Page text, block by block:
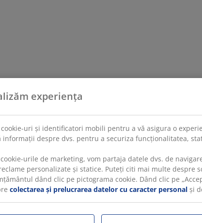
experiența
cookie-uri și identificatori mobili pentru a vă asigura o
informații despre dvs. pentru a securiza funcționalitatea,
urile de marketing, vom partaja datele dvs. de
personalizate și statice. Puteți citi mai multe despre
dând clic pe pictograma cookie. Dând clic pe
colectarea și prelucrarea datelor cu caracter personal și